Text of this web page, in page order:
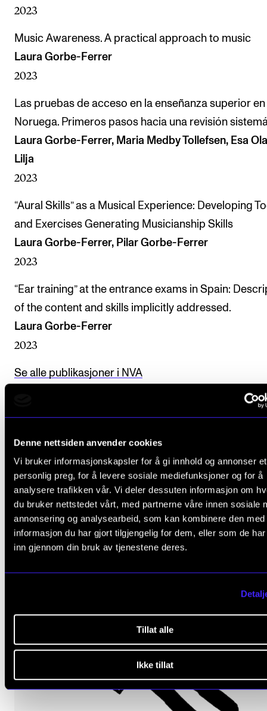
Denne nettsiden anvender cookies
Vi bruker informasjonskapsler for å gi innhold og annonser et
personlig preg, for å levere sosiale mediefunksjoner og for å
analysere trafikken vår. Vi deler dessuten informasjon om
du bruker nettstedet vårt, med partnerne våre innen sosiale
annonsering og analysearbeid, som kan kombinere den med
informasjon du har gjort tilgjengelig for dem, eller som de
inn gjennom din bruk av tjenestene deres.
Tillat alle
Ikke tillat
2023
Music Awareness. A practical approach to music
Laura Gorbe-Ferrer
2023
Las pruebas de acceso en la enseñanza superior en
Noruega. Primeros pasos hacia una revisión
Laura Gorbe-Ferrer, Maria Medby Tollefsen, Esa
Lilja
2023
“Aural Skills” as a Musical Experience: Developing
and Exercises Generating Musicianship Skills
Laura Gorbe-Ferrer, Pilar Gorbe-Ferrer
2023
“Ear training” at the entrance exams in Spain:
of the content and skills implicitly addressed.
Laura Gorbe-Ferrer
2023
Se alle publikasjoner i NVA
Prosjekter Laura Gorbe er
del av